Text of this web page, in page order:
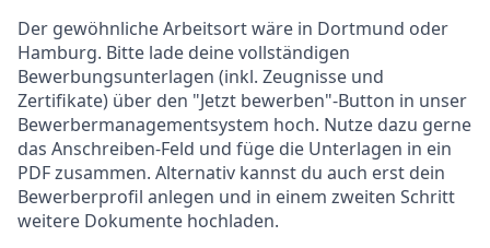
Der gewöhnliche Arbeitsort wäre in Dortmund oder
Hamburg. Bitte lade deine vollständigen
Bewerbungsunterlagen (inkl. Zeugnisse und
Zertifikate) über den "Jetzt bewerben"-Button in unser
Bewerbermanagementsystem hoch. Nutze dazu gerne
das Anschreiben-Feld und füge die Unterlagen in ein
PDF zusammen. Alternativ kannst du auch erst dein
Bewerberprofil anlegen und in einem zweiten Schritt
weitere Dokumente hochladen.